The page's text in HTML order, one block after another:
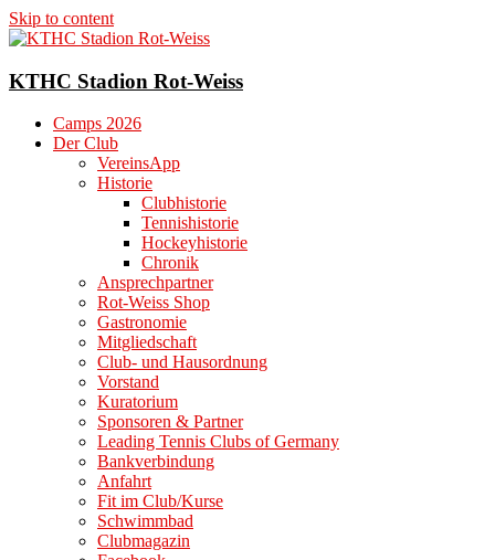
Skip to content
KTHC Stadion Rot-Weiss
Camps 2026
Der Club
VereinsApp
Historie
Clubhistorie
Tennishistorie
Hockeyhistorie
Chronik
Ansprechpartner
Rot-Weiss Shop
Gastronomie
Mitgliedschaft
Club- und Hausordnung
Vorstand
Kuratorium
Sponsoren & Partner
Leading Tennis Clubs of Germany
Bankverbindung
Anfahrt
Fit im Club/Kurse
Schwimmbad
Clubmagazin